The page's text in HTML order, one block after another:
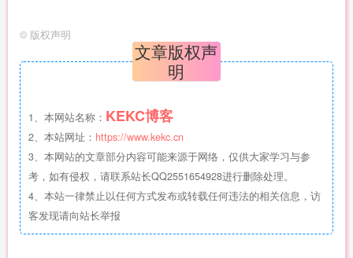
© 版权声明
文章版权声
明
1、本网站名称： KEKC博客
2、本站网址： https://www.kekc.cn
3、本网站的文章部分内容可能来源于网络，仅供大家学习与参
考，如有侵权，请联系站长QQ2551654928进行删除处理。
4、本站一律禁止以任何方式发布或转载任何违法的相关信息，访
客发现请向站长举报